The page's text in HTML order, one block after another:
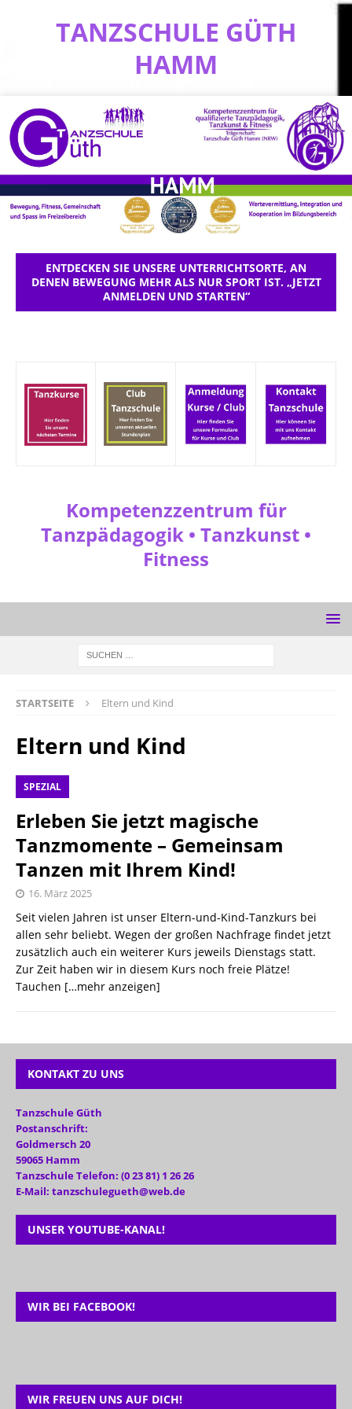
TANZSCHULE GÜTH
HAMM
ENTDECKEN SIE UNSERE UNTERRICHTSORTE, AN
DENEN BEWEGUNG MEHR ALS NUR SPORT IST. „JETZT
ANMELDEN UND STARTEN“
Kompetenzzentrum für
Tanzpädagogik • Tanzkunst •
Fitness
STARTSEITE Eltern und Kind
Eltern und Kind
SPEZIAL
Erleben Sie jetzt magische
Tanzmomente – Gemeinsam
Tanzen mit Ihrem Kind!
16. März 2025
Seit vielen Jahren ist unser Eltern-und-Kind-Tanzkurs bei
allen sehr beliebt. Wegen der großen Nachfrage findet jetzt
zusätzlich auch ein weiterer Kurs jeweils Dienstags statt.
Zur Zeit haben wir in diesem Kurs noch freie Plätze!
Tauchen […mehr anzeigen]
KONTAKT ZU UNS
Tanzschule Güth
Postanschrift:
Goldmersch 20
59065 Hamm
Tanzschule Telefon: (0 23 81) 1 26 26
E-Mail: tanzschulegueth@web.de
UNSER YOUTUBE-KANAL!
WIR BEI FACEBOOK!
WIR FREUEN UNS AUF DICH!